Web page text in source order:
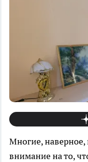
Многие,
внимание на то,